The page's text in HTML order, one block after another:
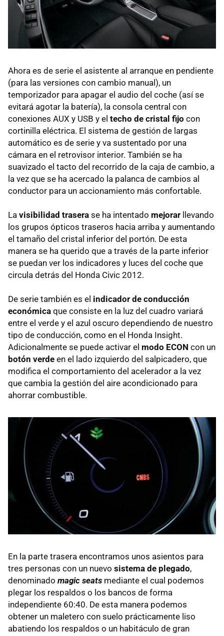
Ahora es de serie el asistente al arranque en pendiente
(para las versiones con cambio manual), un
temporizador para apagar el audio del coche (así se
evitará agotar la batería), la consola central con
conexiones AUX y USB y el techo de cristal fijo con
cortinilla eléctrica. El sistema de gestión de largas
automático es de serie y va sustentado por una
cámara en el retrovisor interior. También se ha
suavizado el tacto del recorrido de la caja de cambio, a
la vez que se ha acercado la palanca de cambios al
conductor para un accionamiento más confortable.
La visibilidad trasera se ha intentado mejorar llevando
los grupos ópticos traseros hacia arriba y aumentando
el tamaño del cristal inferior del portón. De esta
manera se ha querido que a través de la parte inferior
se puedan ver los indicadores y luces del coche que
circula detrás del Honda Civic 2012.
De serie también es el indicador de conducción
económica que consiste en la luz del cuadro variará
entre el verde y el azul oscuro dependiendo de nuestro
tipo de conducción, como en el Honda Insight.
Adicionalmente se puede activar el modo ECON con un
botón verde en el lado izquierdo del salpicadero, que
modifica el comportamiento del acelerador a la vez
que cambia la gestión del aire acondicionado para
ahorrar combustible.
En la parte trasera encontramos unos asientos para
tres personas con un nuevo sistema de plegado,
denominado magic seats mediante el cual podemos
plegar los respaldos o los bancos de forma
independiente 60:40. De esta manera podemos
obtener un maletero con suelo prácticamente liso
abatiendo los respaldos o un habitáculo de gran